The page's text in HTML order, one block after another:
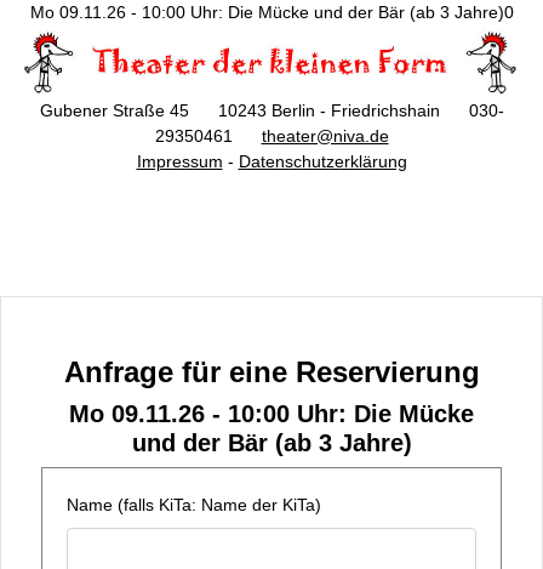
Mo 09.11.26 - 10:00 Uhr: Die Mücke und der Bär (ab 3 Jahre)0
Gubener Straße 45 10243 Berlin - Friedrichshain 030-
29350461 theater@niva.de
Impressum - Datenschutzerklärung
Anfrage für eine Reservierung
Mo 09.11.26 - 10:00 Uhr: Die Mücke
und der Bär (ab 3 Jahre)
Name (falls KiTa: Name der KiTa)